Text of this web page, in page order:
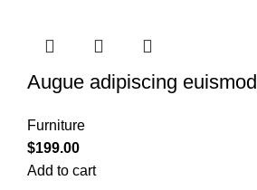
Augue adipiscing euismod
Furniture
$199.00
Add to cart